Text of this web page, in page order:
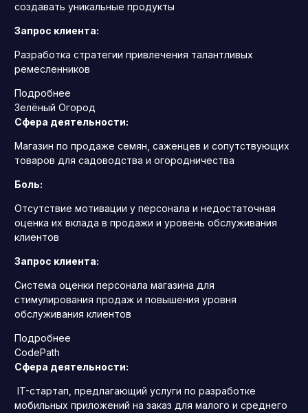
создавать уникальные продукты
Запрос клиента:
Разработка стратегии привлечения талантливых
ремесленников
Подробнее
Зелёный Огород
Сфера деятельности:
Магазин по продаже семян, саженцев и сопутствующих
товаров для садоводства и огородничества
Боль:
Отсутствие мотивации у персонала и недостаточная
оценка их вклада в продажи и уровень обслуживания
клиентов
Запрос клиента:
Система оценки персонала магазина для
стимулирования продаж и повышения уровня
обслуживания клиентов
Подробнее
CodePath
Сфера деятельности:
IT-стартап, предлагающий услуги по разработке
мобильных приложений на заказ для малого и среднего